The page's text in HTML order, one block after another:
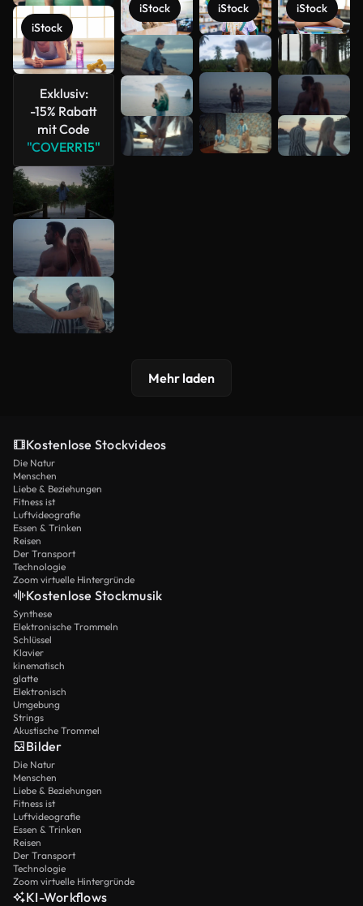
iStock
Exklusiv:
-15% Rabatt
mit Code
"COVERR15"
iStock iStock iStock
Mehr
anzeigen
Mehr laden
Kostenlose Stockvideos
Die Natur
Menschen
Liebe & Beziehungen
Fitness ist
Luftvideografie
Essen & Trinken
Reisen
Der Transport
Technologie
Zoom virtuelle Hintergründe
Kostenlose Stockmusik
Synthese
Elektronische Trommeln
Schlüssel
Klavier
kinematisch
glatte
Elektronisch
Umgebung
Strings
Akustische Trommel
Bilder
Die Natur
Menschen
Liebe & Beziehungen
Fitness ist
Luftvideografie
Essen & Trinken
Reisen
Der Transport
Technologie
Zoom virtuelle Hintergründe
KI-Workflows